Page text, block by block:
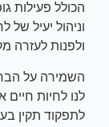
הכולל פעילות
וניהול יעיל של
ולפנות לעזרה
השמירה על
לנו לחיות
לתפקוד תקין